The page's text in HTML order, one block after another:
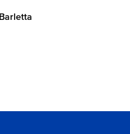
Barletta